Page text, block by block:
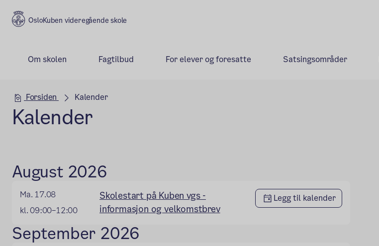
Kuben videregående skole
Om skolen Fagtilbud For elever og foresatte Satsingsområder
Hovedseksjon
Forsiden Kalender
Kalender
August 2026
Ma. 17.08
kl. 09:00–12:00
Skolestart på Kuben vgs -
informasjon og velkomstbrev
Legg til kalender
September 2026